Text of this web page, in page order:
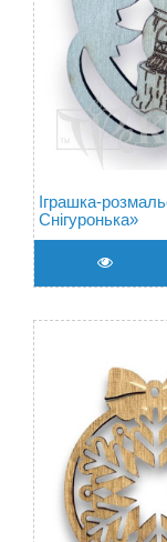
Іграшка-
Снігуронька»